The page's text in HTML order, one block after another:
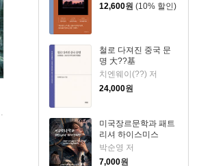
12,600원 (10% 할인)
철로 다져진 중국 문
명 大??基
치엔웨이(??) 저
24,000원
미국장르문학과 패트
리셔 하이스미스
박순영 저
7,000원